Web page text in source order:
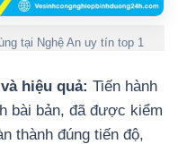
tại Nghệ An uy tín top 1
hiệu quả: Tiến hành
bài bản, đã được kiểm
thành đúng tiến độ,